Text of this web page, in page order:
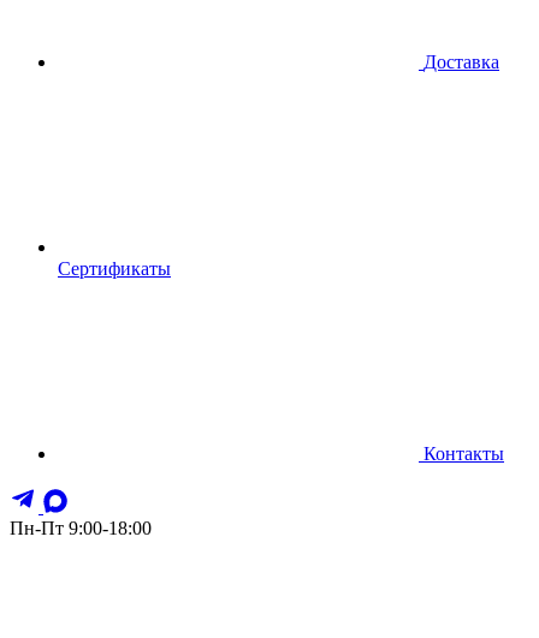
Доставка
Сертификаты
Контакты
Пн-Пт 9:00-18:00